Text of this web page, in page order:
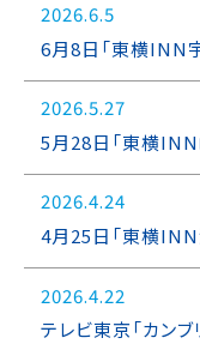
2026.6.5
6月8日「東横INN
2026.5.27
5月28日「東横
2026.4.24
4月25日「東横
2026.4.22
テレビ東京「カン